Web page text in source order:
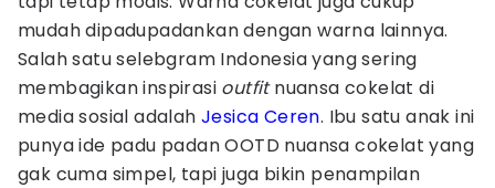
mudah dipadupadankan dengan warna lainnya.
Salah satu selebgram Indonesia yang sering
membagikan inspirasi outfitnuansa cokelat di
media sosial adalah Jesica Ceren. Ibu satu anak ini
punya ide padu padan OOTD nuansa cokelat yang
gak cuma simpel, tapi juga bikin penampilan